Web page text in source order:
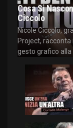
Cosa Si
Ciccolo
Nicole Ciccolo,
Project,
gesto grafico alla